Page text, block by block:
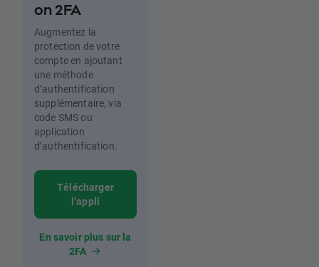
on 2FA
Augmentez la
protection de votre
compte en ajoutant
une méthode
d’authentification
supplémentaire, via
code SMS ou
application
d’authentification.
Télécharger
l’appli
En savoir plus sur la
2FA